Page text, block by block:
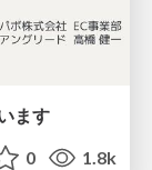
ます
0 1.8k